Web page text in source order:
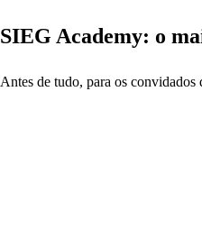
SIEG Academy: o
Antes de tudo, para os convidados